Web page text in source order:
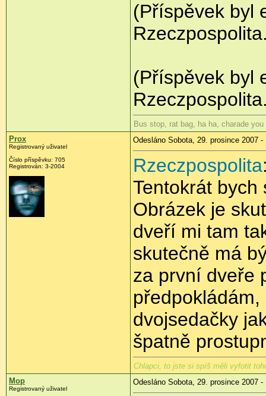
(Příspěvek byl
(Příspěvek byl
Bus stop, rat bag, ha ha, charade you
Prox
Registrovaný uživatel
Číslo příspěvku: 705
Registrován: 3-2004
Odesláno Sobota, 29. prosince 2007 -
Rzeczpospolita
Tentokrát
Obrázek je
dveří mi tam
skutečně má
za první dveře
dvojsedačky
špatně
Chlapci, to jste si spíš měli vyfotit
Mop
Registrovaný uživatel
Odesláno Sobota, 29. prosince 2007 -